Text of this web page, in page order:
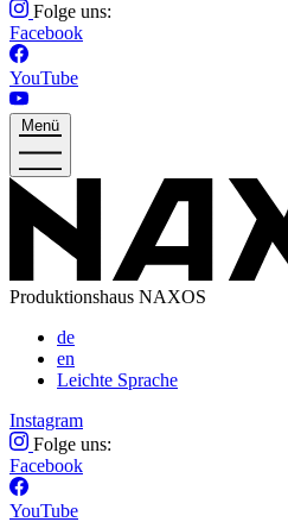
Folge uns:
Facebook
YouTube
Menü
Produktionshaus NAXOS
de
en
Leichte Sprache
Instagram
Folge uns:
Facebook
YouTube